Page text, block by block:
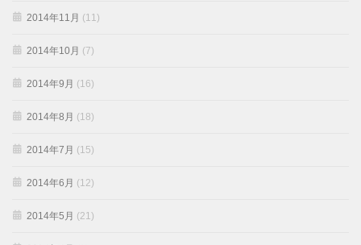
2014年11月 (11)
2014年10月 (7)
2014年9月 (16)
2014年8月 (18)
2014年7月 (15)
2014年6月 (12)
2014年5月 (21)